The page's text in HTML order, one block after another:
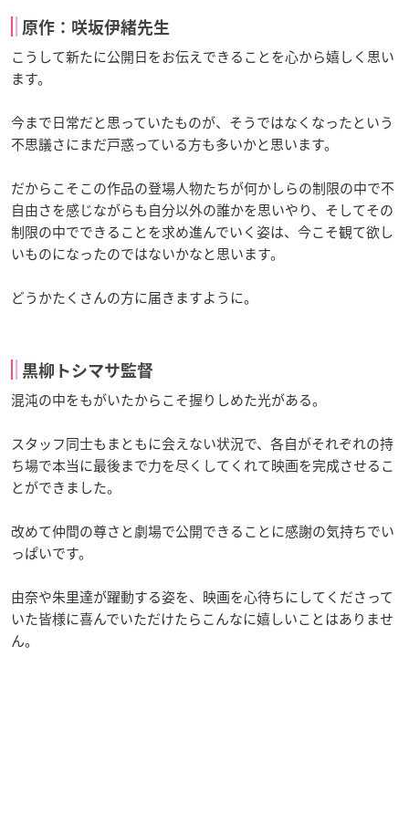
原作：咲坂伊緒先生
こうして新たに公開日をお伝えできることを心から嬉しく思い
ます。
今まで日常だと思っていたものが、そうではなくなったという
不思議さにまだ戸惑っている方も多いかと思います。
だからこそこの作品の登場人物たちが何かしらの制限の中で不
自由さを感じながらも自分以外の誰かを思いやり、そしてその
制限の中でできることを求め進んでいく姿は、今こそ観て欲し
いものになったのではないかなと思います。
どうかたくさんの方に届きますように。
黒柳トシマサ監督
混沌の中をもがいたからこそ握りしめた光がある。
スタッフ同士もまともに会えない状況で、各自がそれぞれの持
ち場で本当に最後まで力を尽くしてくれて映画を完成させるこ
とができました。
改めて仲間の尊さと劇場で公開できることに感謝の気持ちでい
っぱいです。
由奈や朱里達が躍動する姿を、映画を心待ちにしてくださって
いた皆様に喜んでいただけたらこんなに嬉しいことはありませ
ん。